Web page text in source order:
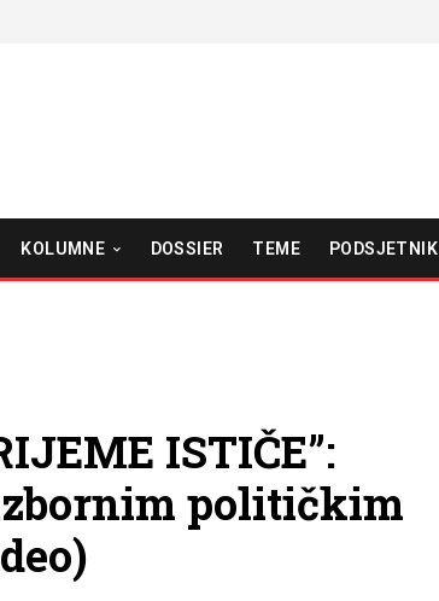
KOLUMNE DOSSIER TEME PODSJETNIK
ISTIČE”:
političkim